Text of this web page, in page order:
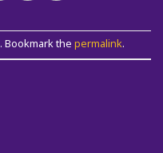
. Bookmark the permalink.